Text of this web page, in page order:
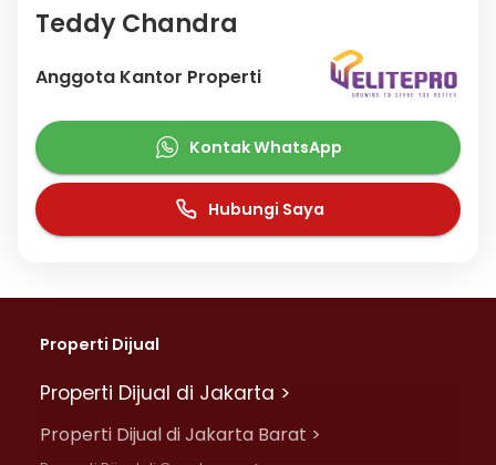
Teddy Chandra
Anggota Kantor Properti
Kontak WhatsApp
Hubungi Saya
Properti Dijual
Properti Dijual di Jakarta >
Properti Dijual di Jakarta Barat >